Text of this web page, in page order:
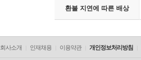
환불 지연에 따른 배상
회사소개 인재채용 이용약관 개인정보처리방침